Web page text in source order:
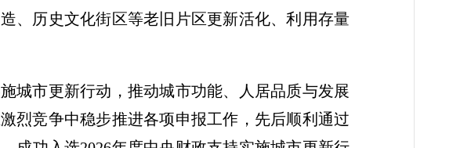
、历史文化街区等老旧片区更新活化、利用存量
城市更新行动，推动城市功能、人居品质与发展
烈竞争中稳步推进各项申报工作，先后顺利通过